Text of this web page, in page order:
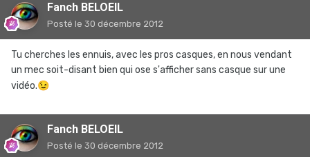
Fanch BELOEIL
Posté le 30 décembre 2012
Tu cherches les ennuis, avec les pros casques, en nous vendant
un mec soit-disant bien qui ose s'afficher sans casque sur une
vidéo.😉
Fanch BELOEIL
Posté le 30 décembre 2012